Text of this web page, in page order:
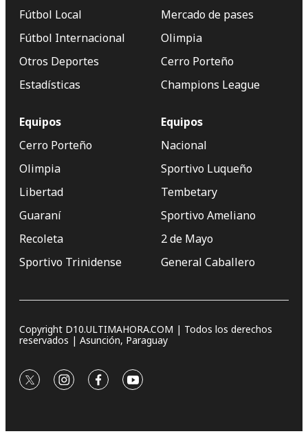
Fútbol Local
Fútbol Internacional
Otros Deportes
Estadísticas
Mercado de pases
Olimpia
Cerro Porteño
Champions League
Equipos
Cerro Porteño
Olimpia
Libertad
Guaraní
Recoleta
Sportivo Trinidense
Equipos
Nacional
Sportivo Luqueño
Tembetary
Sportivo Ameliano
2 de Mayo
General Caballero
Copyright D10.ULTIMAHORA.COM | Todos los derechos
reservados | Asunción, Paraguay
twitterinstagram
facebookyoutube